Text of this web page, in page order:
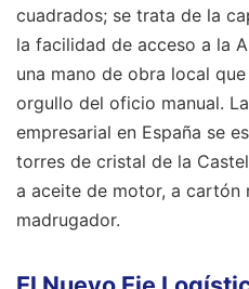
cuadrados; se trata de la
la facilidad de acceso a la
una mano de obra local
orgullo del oficio manual.
empresarial en España se
torres de cristal de la
a aceite de motor, a cartón
madrugador.